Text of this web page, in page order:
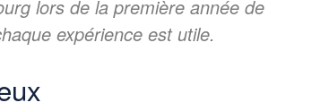
lors de la première année de
expérience est utile.